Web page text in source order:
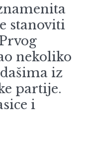
stanoviti
nekoliko
iz
partije.
i